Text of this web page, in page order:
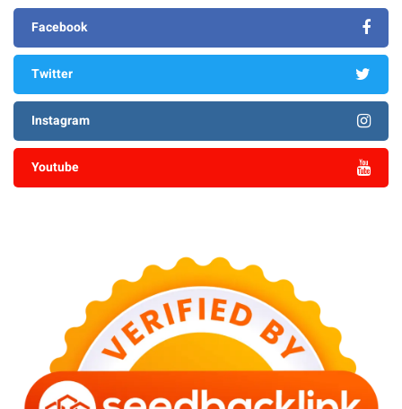
Facebook
Twitter
Instagram
Youtube